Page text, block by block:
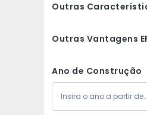
Outras
Outras Vantagens
Ano de Construção